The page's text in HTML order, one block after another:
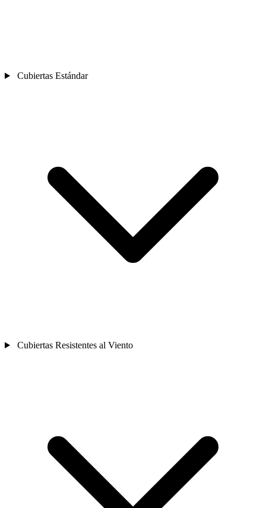
Cubiertas Estándar
Cubiertas Resistentes al Viento